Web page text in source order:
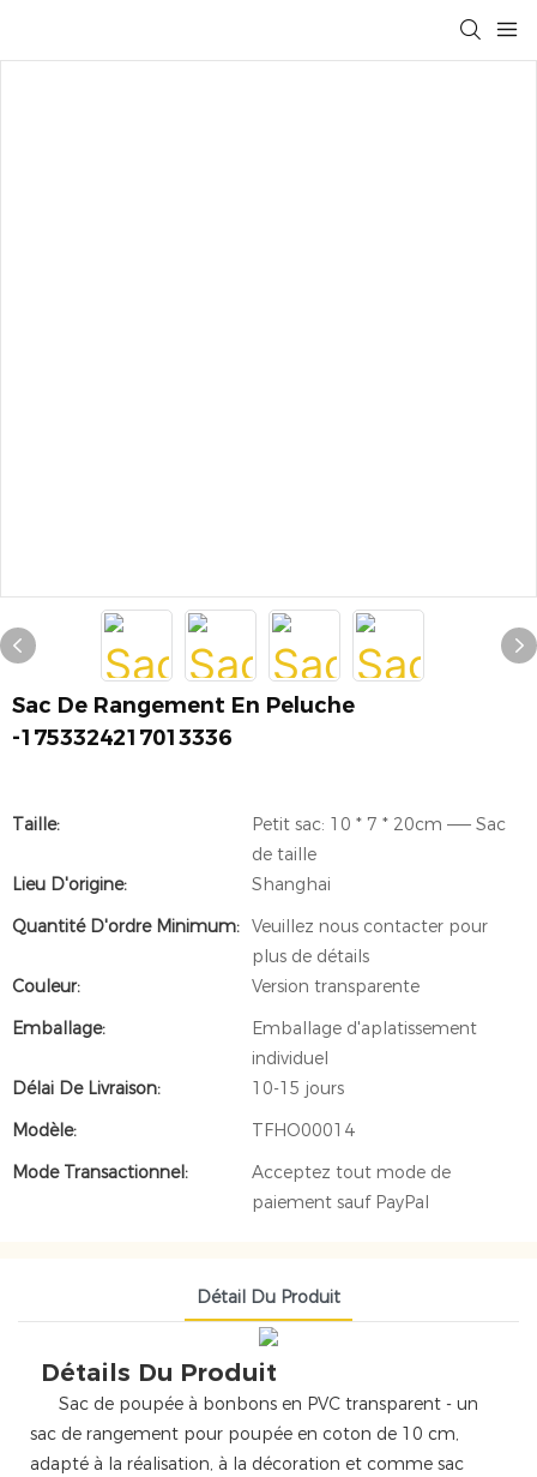
Sac De Rangement En Peluche
-1753324217013336
Taille:
Petit sac: 10 * 7 * 20cm —— Sac
de taille
Lieu D'origine:
Shanghai
Quantité D'ordre Minimum: Veuillez nous contacter pour
plus de détails
Couleur:
Version transparente
Emballage:
Emballage d'aplatissement
individuel
Délai De Livraison:
10-15 jours
Modèle:
TFHO00014
Mode Transactionnel:
Acceptez tout mode de
paiement sauf PayPal
Détail Du Produit
Détails Du Produit
Sac de poupée à bonbons en PVC transparent - un
sac de rangement pour poupée en coton de 10 cm,
adapté à la réalisation, à la décoration et comme sac